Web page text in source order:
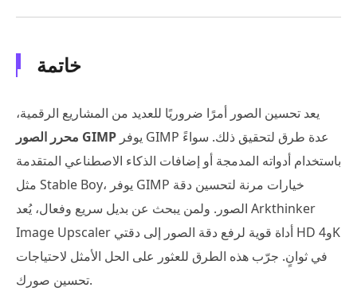
خاتمة
يعد تحسين الصور أمرًا ضروريًا للعديد من المشاريع الرقمية،
محرر الصور GIMP
باستخدام أدواته المدمجة أو إضافات الذكاء الاصطناعي المتقدمة
مثل Stable Boy، يوفر GIMP خيارات مرنة لتحسين دقة
الصور. ولمن يبحث عن بديل سريع وفعال، يُعد Arkthinker
Image Upscaler أداة قوية لرفع دقة الصور إلى دقتي HD و4K
في ثوانٍ. جرّب هذه الطرق للعثور على الحل الأمثل لاحتياجات
تحسين صورك.